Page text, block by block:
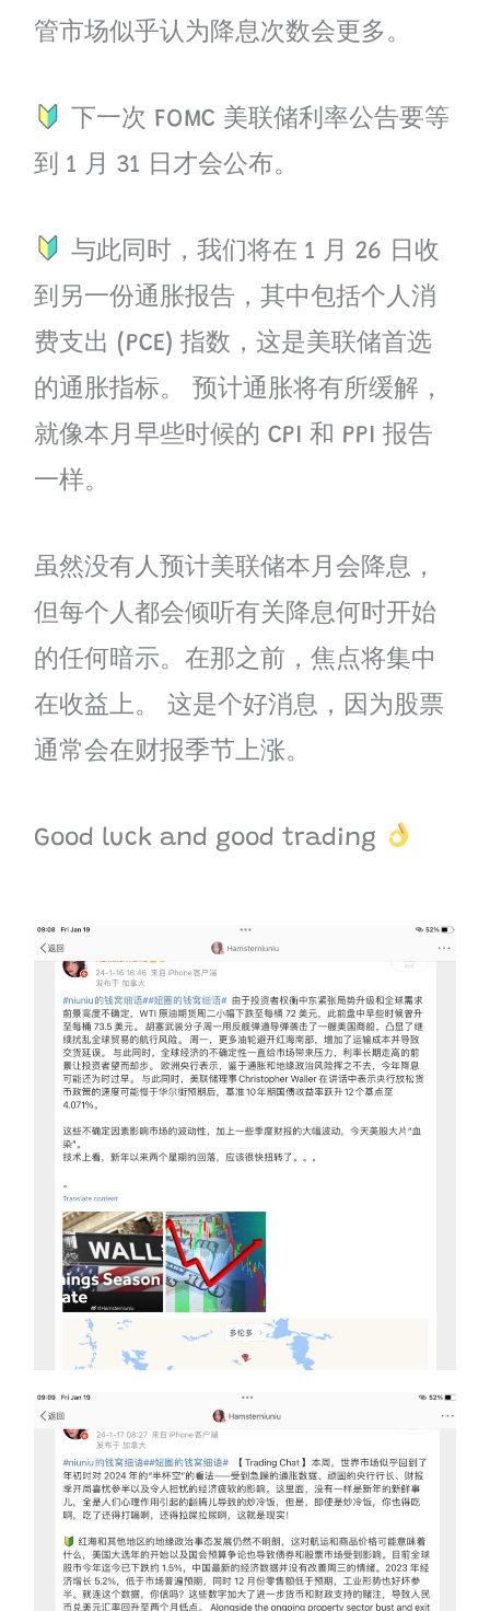
管市场似乎认为降息次数会更多。
下一次 FOMC 美联储利率公告要等
到 1 月 31 日才会公布。
与此同时，我们将在 1 月 26 日收
到另一份通胀报告，其中包括个人消
费支出 (PCE) 指数，这是美联储首选
的通胀指标。 预计通胀将有所缓解，
就像本月早些时候的 CPI 和 PPI 报告
一样。
虽然没有人预计美联储本月会降息，
但每个人都会倾听有关降息何时开始
的任何暗示。在那之前，焦点将集中
在收益上。 这是个好消息，因为股票
通常会在财报季节上涨。
Good luck and good trading